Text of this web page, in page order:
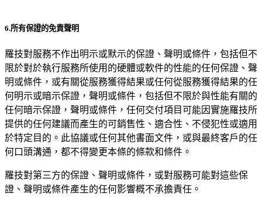
6.所有保證的免責聲明
羅技對服務不作出明示或默示的保證、聲明或條件，包括但不
限於對於執行服務所使用的硬體或軟件的性能的任何保證、聲
明或條件，或有關從服務獲得結果或任何從服務獲得結果的任
何明示或暗示保證，聲明或條件，包括但不限於與性能有關的
任何暗示保證，聲明或條件，任何交付項目可能因實施羅技所
提供的任何建議而產生的可銷售性、適合性、不侵犯性或適用
於特定目的。此協議或任何其他書面文件，或與最終客戶的任
何口頭溝通，都不得變更本條的條款和條件。
羅技對第三方的保證、聲明或條件，或對服務可能對這些保
證、聲明或條件產生的任何影響概不承擔責任。